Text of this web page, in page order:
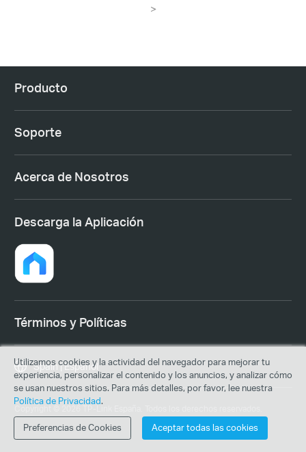
>
Producto
Soporte
Acerca de Nosotros
Descarga la Aplicación
Términos y Políticas
Copyright © 2026 TP-Link España. Todos los derechos reservados.
Spain | Español
Utilizamos cookies y la actividad del navegador para mejorar tu
experiencia, personalizar el contenido y los anuncios, y analizar cómo
se usan nuestros sitios. Para más detalles, por favor, lee nuestra
Política de Privacidad.
Preferencias de Cookies Aceptar todas las cookies